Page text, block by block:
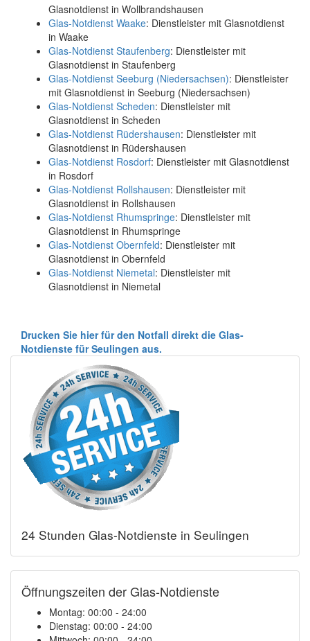
Glasnotdienst in Wollbrandshausen
Glas-Notdienst Waake: Dienstleister mit Glasnotdienst
in Waake
Glas-Notdienst Staufenberg: Dienstleister mit
Glasnotdienst in Staufenberg
Glas-Notdienst Seeburg (Niedersachsen): Dienstleister
mit Glasnotdienst in Seeburg (Niedersachsen)
Glas-Notdienst Scheden: Dienstleister mit
Glasnotdienst in Scheden
Glas-Notdienst Rüdershausen: Dienstleister mit
Glasnotdienst in Rüdershausen
Glas-Notdienst Rosdorf: Dienstleister mit Glasnotdienst
in Rosdorf
Glas-Notdienst Rollshausen: Dienstleister mit
Glasnotdienst in Rollshausen
Glas-Notdienst Rhumspringe: Dienstleister mit
Glasnotdienst in Rhumspringe
Glas-Notdienst Obernfeld: Dienstleister mit
Glasnotdienst in Obernfeld
Glas-Notdienst Niemetal: Dienstleister mit
Glasnotdienst in Niemetal
Drucken Sie hier für den Notfall direkt die Glas-
Notdienste für Seulingen aus.
24 Stunden Glas-Notdienste in Seulingen
Öffnungszeiten der Glas-Notdienste
Montag: 00:00 - 24:00
Dienstag: 00:00 - 24:00